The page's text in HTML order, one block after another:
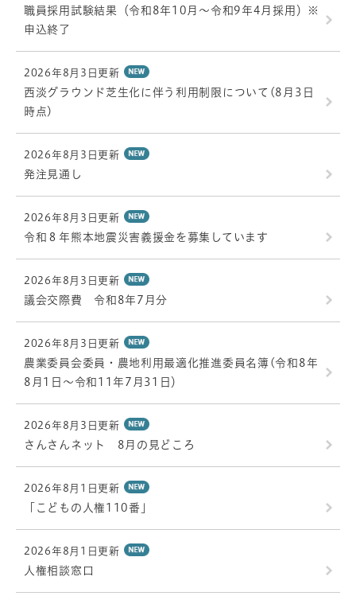
職員採用試験結果（令和8年10月～令和9年4月採用）※
申込終了
2026年8月3日更新
西淡グラウンド芝生化に伴う利用制限について(8月3日
時点)
2026年8月3日更新
発注見通し
2026年8月3日更新
令和８年熊本地震災害義援金を募集しています
2026年8月3日更新
議会交際費 令和8年7月分
2026年8月3日更新
農業委員会委員・農地利用最適化推進委員名簿(令和8年
8月1日～令和11年7月31日）
2026年8月3日更新
さんさんネット 8月の見どころ
2026年8月1日更新
「こどもの人権110番」
2026年8月1日更新
人権相談窓口